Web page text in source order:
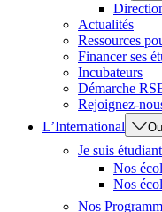
Actualités
Ressources
Financer ses
Incubateurs
Démarche
Rejoignez-
L’International
Je suis
Nos
Nos
Nos